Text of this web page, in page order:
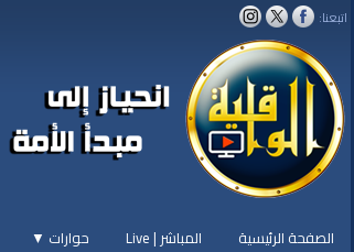
اتبعنا:
الصفحة الرئيسية المباشر | Live حوارات ▼